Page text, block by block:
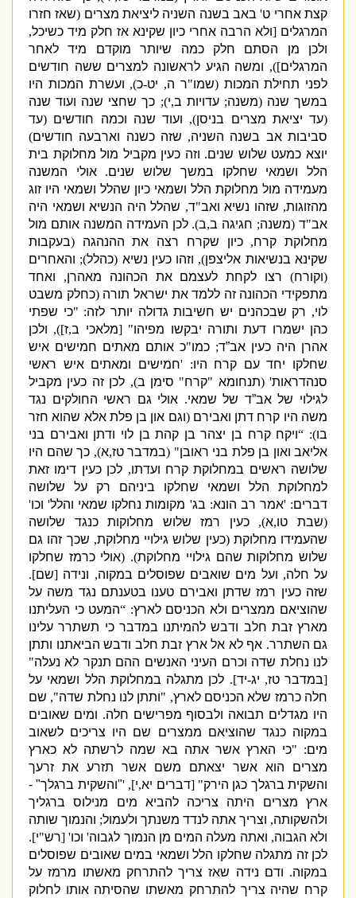
קצת אחרי ט 'באב בשנה השניה ליציאת מצרים(שאז חזרו
המרגלים[ולא הרבה אחרי כיון שקינא אז חלק מיד כשיכל,
ולכן מן הסתם חלק כמה שיותר מוקדם מיד לאחר
המרגלים]),ומשה הגיע לראשונה למצרים ששה חודשים
לפני תחילת המכות(שמו"ר ה ,יט -כ),ועשרת המכות היו
במשך שנה(משנה;עדויות ב י);כך שחצי שנה ועוד שנה
עד יציאת מצרים בניסן),ועוד שנה וכמה חודשים(עד
סביבות אב בשנה השניה,שזה כשנה וארבעה חודשים)
יוצא כמעט שלוש שנים.וזה כעין מקביל מול מחלוקת בית
הלל ושמאי שחלקו במשך שלוש שנים.אולי המשנה
מעמידה מול מחלוקת הלל ושמאי כיון שהלל ושמאי היו זוג
מהזוגות,שזהו נשיא ואב"ד,שהלל היה הנשיא ושמאי היה
אב"ד(משנה;חגיגה ב ב).לכן העמידה המשנה אותם מול
מחלוקת קרח,כיון שקרח רצה את ההנהגה( בעקבות
שקינא בנשיאות אליצפן),וזהו כעין נשיא(כהלל);והאחרים
וקורח)רצו לקחת לעצמם את הכהונה מאהרן,ואחד
מתפקידי הכהונה זה ללמד את ישראל תורה(כחלק משבט
לוי,רק שבכהנים יש חשיבות גדולה יותר לזה: "כי שפתי
כהן ישמרו דעת ותורה יבקשו מפיהו" [מלאכי ב ז]),ולכן
אהרן היה כעין אב”ד;כמו"כ אותם מאתים חמישים איש
שחלקו יחד עם קרח היו: 'חמישים ומאתים איש ראשי
סנהדראות' (תנחומא"קרח"סימן ב ),לכן זה כעין מקביל
לגילוי של אב”ד של שמאי.אולי גם ראשי החולקים נגד
משה היו קרח דתן ואבירם(וגם און בן פלת אלא שהוא חזר
): “ויקח קרח בן יצהר בן קהת בן לוי ודתן ואבירם בני
אליאב ואון בן פלת בני ראובן" (במדבר טז,א),כך שהם היו
שלושה ראשים במחלוקת קרח ועדתו,לכן כעין דימו זאת
למחלוקת הלל ושמאי שחלקו ביניהם רק על שלושה
דברים: 'אמררב הונא:בג'מקומות נחלקושמאיוהלל'וכו '
שבת טו ,א),כעין רמז שלוש מחלוקות כנגד שלושה
שהעמידו מחלוקת(כעין שלוש גילויי מחלוקת,שכך זהו גם
שלוש מחלוקות שהם גילויי מחלוקת). (אולי כרמז שחלקו
על חלה,ועל מים שואבים שפוסלים במקוה,ונידה[שם].
שזה כעין רמז שדתן ואבירם טענו בטענתם נגד משה על
שהוציאם ממצרים ולא הכניסם לארץ: “המעט כי העליתנו
מארץ זבת חלב ודבש להמיתנו במדבר כי תשתרר עלינו
גם השתרר.אף לא אל ארץ זבת חלב ודבש הביאתנו ותתן
לנו נחלת שדה וכרם העיני האנשים ההם תנקר לא נעלה"
במדבר טז,יג -יד].לכן מתגלה במחלוקת הלל ושמאי על
חלה כרמז שלא הכניסם לארץ, "ותתן לנו נחלת שדה",שם
היו מגדלים תבואה ולבסוף מפרישים חלה.ומים שאובים
במקוה כנגד שהוציאם ממצרים שם היו צריכים לשאוב
מים: " כי הארץ אשר אתה בא שמה לרשתה לא כארץ
מצרים הוא אשר יצאתם משם אשר תזרע את זרעך
והשקית ברגלך כגן הירק" [דברים יא ,י], '
"והשקית ברגלך" -
ארץ מצרים היתה צריכה להביא מים מנילוס ברגליך
ולהשקותה,וצריך אתה לנדד משנתך ולעמול;והנמוך שותה
ולא הגבוה,ואתה מעלה המים מן הנמוך לגבוה'וכו ' [רש"י].
לכן זה מתגלה שחלקו הלל ושמאי במים שאובים שפוסלים
במקוה.ודם נידה שאז צריך להתרחק מאשתו מרמז על
קרח שהיה צריך להתרחק מאשתו שהסיתה אותו לחלוק